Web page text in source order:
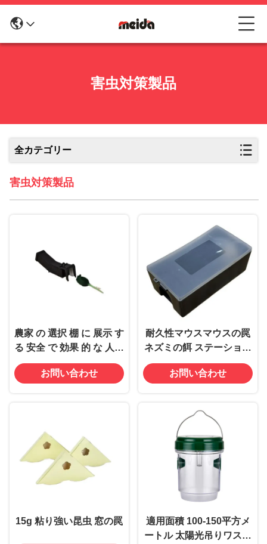
害虫対策製品
全カテゴリー
害虫対策製品
農家 の 選択 棚 に 展示 す
る 安全 で 効果 的 な 人間
的 な マウス 罠
お問い合わせ
耐久性マウスマウスの罠
ネズミの餌 ステーション
箱 害虫対策装置 410g 掃
除用
お問い合わせ
15g 粘り強い昆虫 窓の罠
適用面積 100-150平方メ
ートル 太陽光吊りワスプ